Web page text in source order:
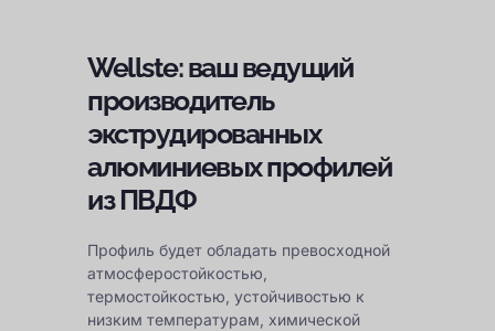
Wellste: ваш ведущий
производитель
экструдированных
алюминиевых профилей
из ПВДФ
Профиль будет обладать превосходной
атмосферостойкостью,
термостойкостью, устойчивостью к
низким температурам, химической